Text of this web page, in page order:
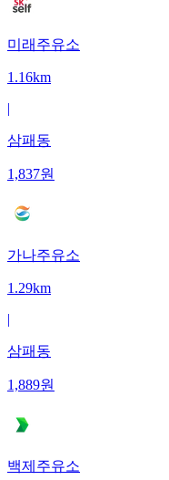
미래주유소
1.16km
|
삼패동
1,837원
가나주유소
1.29km
|
삼패동
1,889원
백제주유소